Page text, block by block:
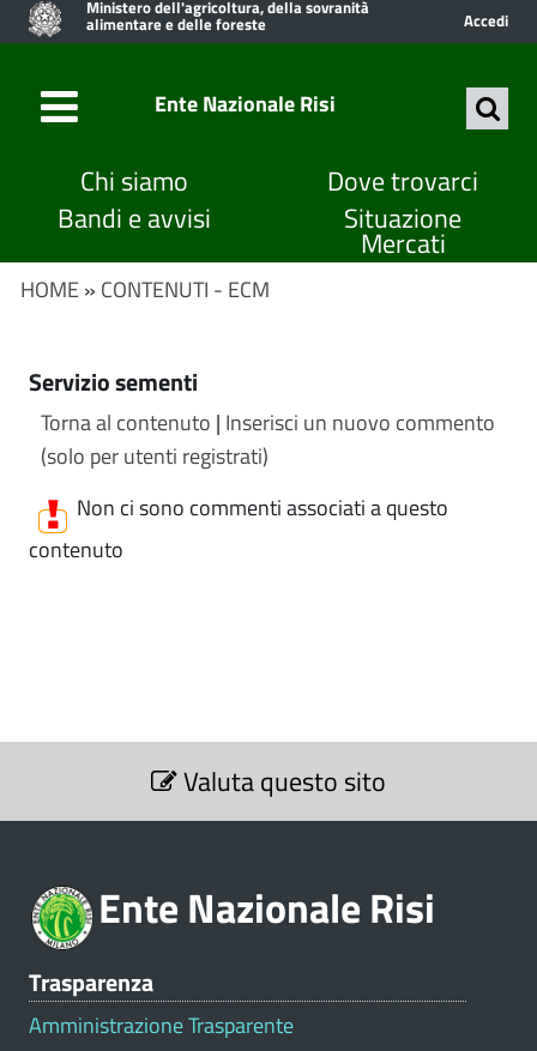
Ministero dell'agricoltura, della sovranità
alimentare e delle foreste Accedi
Ente Nazionale Risi
Chi siamo
Dove trovarci
Bandi e avvisi
Situazione
Mercati
HOME » CONTENUTI - ECM
Servizio sementi
Torna al contenuto | Inserisci un nuovo commento
(solo per utenti registrati)
Non ci sono commenti associati a questo
contenuto
S
z
Valuta questo sito
Ente Nazionale Risi
Trasparenza
Amministrazione Trasparente